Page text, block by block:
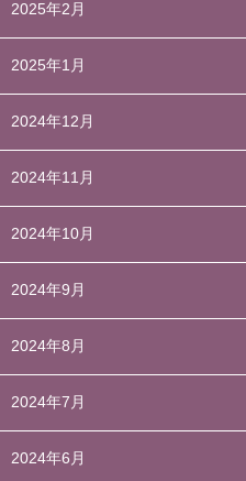
2025年2月
2025年1月
2024年12月
2024年11月
2024年10月
2024年9月
2024年8月
2024年7月
2024年6月